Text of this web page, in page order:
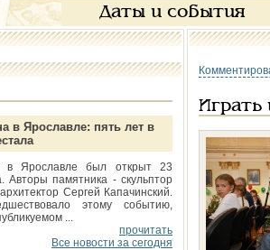
Даты и события
в Ярославле: пять лет в
в Ярославле был открыт 23
Авторы памятника - скульптор
Сергей Капачинский.
этому событию,
...
прочитать
Все новости за сегодня
Играть